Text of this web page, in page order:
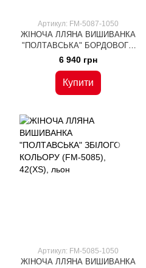
Артикул: FM-5087-1050
ЖІНОЧА ЛЛЯНА ВИШИВАНКА
"ПОЛТАВСЬКА" БОРДОВОГО
КОЛЬОРУ (FM-5087), 42(XS),
6 940 грн
Купити
Артикул: FM-5085-1050
ЖІНОЧА ЛЛЯНА ВИШИВАНКА